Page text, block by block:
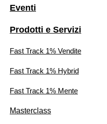
Eventi
Prodotti e Servizi
Fast Track 1% Vendite
Fast Track 1% Hybrid
Fast Track 1% Mente
Masterclass